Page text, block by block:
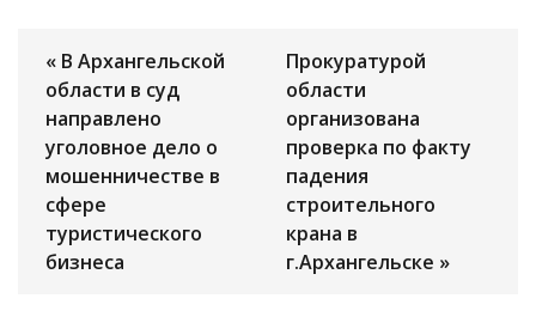
« В Архангельской
области в суд
направлено
уголовное дело о
мошенничестве в
сфере
туристического
бизнеса
Прокуратурой
области
организована
проверка по факту
падения
строительного
крана в
г.Архангельске »